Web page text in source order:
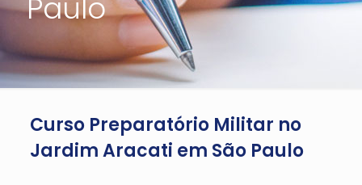
Paulo
Curso Preparatório Militar no
Jardim Aracati em São Paulo